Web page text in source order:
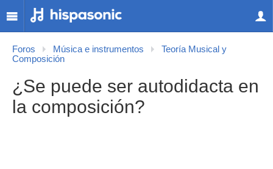
Foros Música e instrumentos
Teoría Musical y
Composición
¿Se puede ser autodidacta en
la composición?